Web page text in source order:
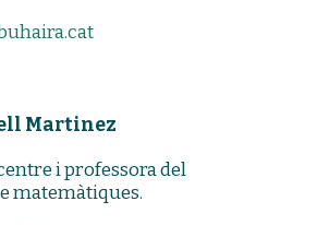
Martinez
i professora del
matemàtiques.